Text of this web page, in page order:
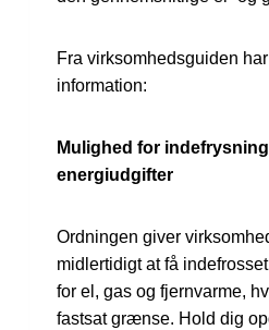
Fra virksomhedsguiden
information:
Mulighed for
energiudgifter
Ordningen giver
midlertidigt at få
for el, gas og fjernvarme,
fastsat grænse. Hold dig